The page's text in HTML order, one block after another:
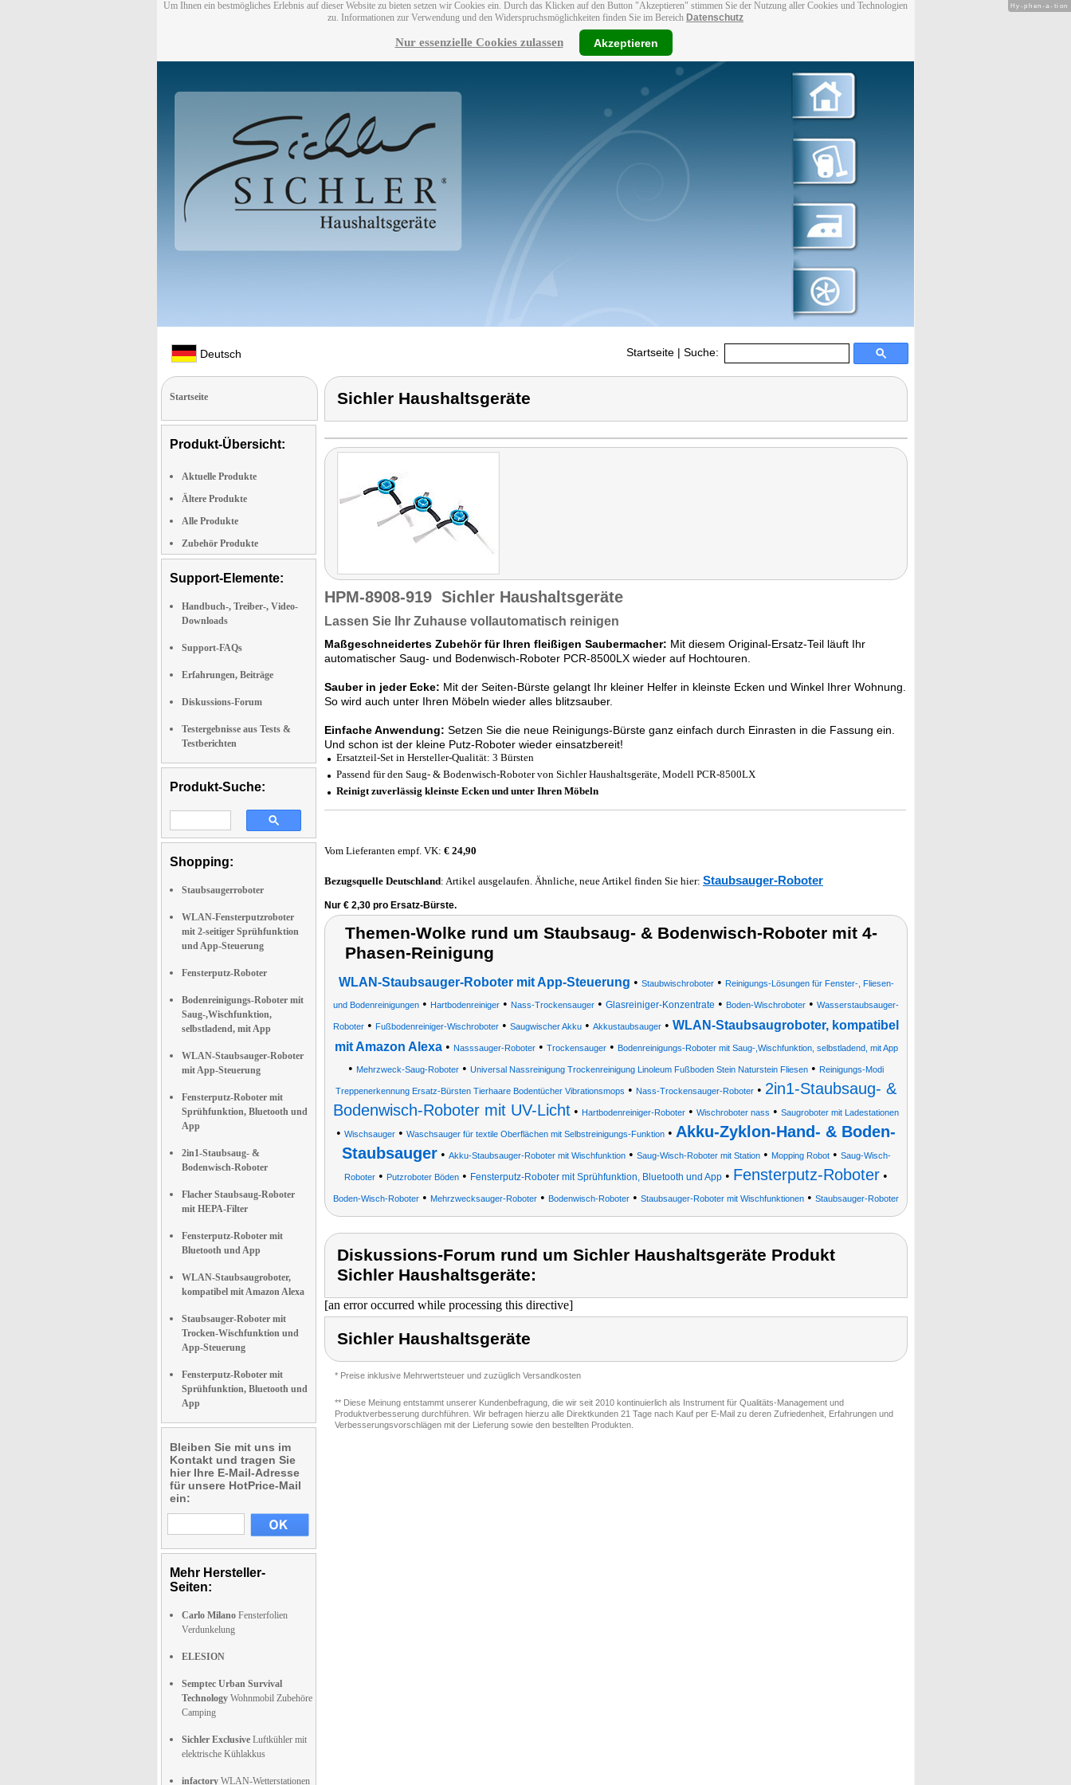
Um Ihnen ein bestmögliches Erlebnis auf dieser Website zu bieten setzen wir Cookies ein. Durch das Klicken auf den Button "Akzeptieren" stimmen Sie der Nutzung aller Cookies und Technologien
zu. Informationen zur Verwendung und den Widerspruchsmöglichkeiten finden Sie im Bereich Datenschutz
Nur essenzielle Cookies zulassen Akzeptieren
Deutsch Startseite | Suche:
Startseite
Produkt-Übersicht:
Aktuelle Produkte
Ältere Produkte
Alle Produkte
Zubehör Produkte
Support-Elemente:
Handbuch-, Treiber-, Video-
Downloads
Support-FAQs
Erfahrungen, Beiträge
Diskussions-Forum
Testergebnisse aus Tests &
Testberichten
Produkt-Suche:
Shopping:
Staubsaugerroboter
WLAN-Fensterputzroboter
mit 2-seitiger Sprühfunktion
und App-Steuerung
Fensterputz-Roboter
Bodenreinigungs-Roboter mit
Saug-,Wischfunktion,
selbstladend, mit App
WLAN-Staubsauger-Roboter
mit App-Steuerung
Fensterputz-Roboter mit
Sprühfunktion, Bluetooth und
App
2in1-Staubsaug- &
Bodenwisch-Roboter
Flacher Staubsaug-Roboter
mit HEPA-Filter
Fensterputz-Roboter mit
Bluetooth und App
WLAN-Staubsaugroboter,
kompatibel mit Amazon Alexa
Staubsauger-Roboter mit
Trocken-Wischfunktion und
App-Steuerung
Fensterputz-Roboter mit
Sprühfunktion, Bluetooth und
App
Bleiben Sie mit uns im
Kontakt und tragen Sie
hier Ihre E-Mail-Adresse
für unsere HotPrice-Mail
ein:
Mehr Hersteller-
Seiten:
Carlo Milano Fensterfolien
Verdunkelung
ELESION
Semptec Urban Survival
Technology Wohnmobil Zubehöre
Camping
Sichler Exclusive Luftkühler mit
elektrische Kühlakkus
infactory WLAN-Wetterstationen
Sichler Haushaltsgeräte
HPM-8908-919 Sichler Haushaltsgeräte
Lassen Sie Ihr Zuhause vollautomatisch reinigen
Maßgeschneidertes Zubehör für Ihren fleißigen Saubermacher: Mit diesem Original-Ersatz-Teil läuft Ihr
automatischer Saug- und Bodenwisch-Roboter PCR-8500LX wieder auf Hochtouren.
Sauber in jeder Ecke: Mit der Seiten-Bürste gelangt Ihr kleiner Helfer in kleinste Ecken und Winkel Ihrer Wohnung.
So wird auch unter Ihren Möbeln wieder alles blitzsauber.
Einfache Anwendung: Setzen Sie die neue Reinigungs-Bürste ganz einfach durch Einrasten in die Fassung ein.
Und schon ist der kleine Putz-Roboter wieder einsatzbereit!
Ersatzteil-Set in Hersteller-Qualität: 3 Bürsten
Passend für den Saug- & Bodenwisch-Roboter von Sichler Haushaltsgeräte, Modell PCR-8500LX
Reinigt zuverlässig kleinste Ecken und unter Ihren Möbeln
Vom Lieferanten empf. VK: € 24,90
Bezugsquelle Deutschland: Artikel ausgelaufen. Ähnliche, neue Artikel finden Sie hier: Staubsauger-Roboter
Nur € 2,30 pro Ersatz-Bürste.
Themen-Wolke rund um Staubsaug- & Bodenwisch-Roboter mit 4-
Phasen-Reinigung
WLAN-Staubsauger-Roboter mit App-Steuerung • Staubwischroboter• Reinigungs-Lösungen für Fenster-, Fliesen-
und Bodenreinigungen • Hartbodenreiniger • Nass-Trockensauger • Glasreiniger-Konzentrate • Boden-Wischroboter • Wasserstaubsauger-
Roboter • Fußbodenreiniger-Wischroboter • Saugwischer Akku • Akkustaubsauger • WLAN-Staubsaugroboter, kompatibel
mit Amazon Alexa• Nasssauger-Roboter• Trockensauger• Bodenreinigungs-Roboter mit Saug-,Wischfunktion, selbstladend, mit App
• Mehrzweck-Saug-Roboter • Universal Nassreinigung Trockenreinigung Linoleum Fußboden Stein Naturstein Fliesen • Reinigungs-Modi
Treppenerkennung Ersatz-Bürsten Tierhaare Bodentücher Vibrationsmops • Nass-Trockensauger-Roboter • 2in1-Staubsaug- &
Bodenwisch-Roboter mit UV-Licht • Hartbodenreiniger-Roboter • Wischroboter nass • Saugroboter mit Ladestationen
• Wischsauger • Waschsauger für textile Oberflächen mit Selbstreinigungs-Funktion • Akku-Zyklon-Hand- & Boden-
Staubsauger• Akku-Staubsauger-Roboter mit Wischfunktion• Saug-Wisch-Roboter mit Station• Mopping Robot• Saug-Wisch-
Roboter • Putzroboter Böden • Fensterputz-Roboter mit Sprühfunktion, Bluetooth und App • Fensterputz-Roboter •
Boden-Wisch-Roboter • Mehrzwecksauger-Roboter • Bodenwisch-Roboter • Staubsauger-Roboter mit Wischfunktionen • Staubsauger-Roboter
Diskussions-Forum rund um Sichler Haushaltsgeräte Produkt
Sichler Haushaltsgeräte:
[an error occurred while processing this directive]
Sichler Haushaltsgeräte
* Preise inklusive Mehrwertsteuer und zuzüglich Versandkosten
** Diese Meinung entstammt unserer Kundenbefragung, die wir seit 2010 kontinuierlich als Instrument für Qualitäts-Management und
Produktverbesserung durchführen. Wir befragen hierzu alle Direktkunden 21 Tage nach Kauf per E-Mail zu deren Zufriedenheit, Erfahrungen und
Verbesserungsvorschlägen mit der Lieferung sowie den bestellten Produkten.
Hy-phen-a-tion